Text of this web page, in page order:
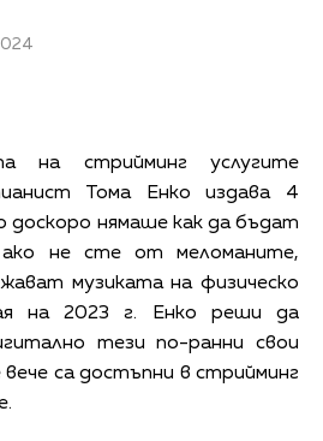
на стрийминг услугите
Тома Енко издава 4
доскоро нямаше как да бъдат
не сте от меломаните,
музиката на физическо
на 2023 г. Енко реши да
тези по-ранни свои
са достъпни в стрийминг